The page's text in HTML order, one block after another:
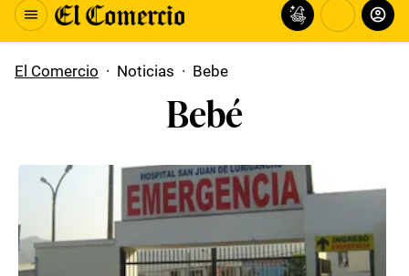
El Comercio · Noticias · Bebe
Bebé